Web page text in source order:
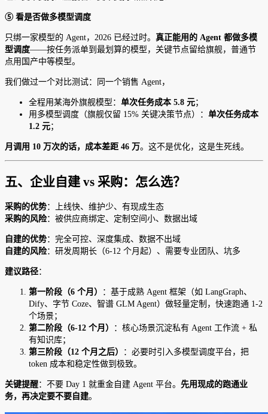
⑤ 看是否做多模型调度
只绑一家模型的 Agent，2026 已经过时。 真正能用的 Agent 都做多模
型调度——按任务派单到最划算的模型，关键节点留给旗舰，普通节
点用国产中等模型。
我们做过一个对比测试：同一个销售 Agent，
全程用某海外旗舰模型： 单次任务成本 5.8 元；
用多模型调度（旗舰仅留 15% 关键决策节点）： 单次任务成本
1.2 元；
月调用 10 万次的话，成本差距 46 万。这不是优化，这是生死线。
五、企业自建 vs 采购：怎么选？
采购的优势：上线快、维护少、有现成生态
采购的风险：被供应商绑定、定制空间小、数据出域
自建的优势：完全可控、深度集成、数据不出域
自建的风险：研发周期长（6-12 个月起）、需要专业团队、坑多
建议路径：
第一阶段（6 个月）
：基于成熟 Agent 框架（如 LangGraph、
Dify、字节 Coze、智谱 GLM Agent）做轻量定制，快速跑通 1-2
个场景；
第二阶段（6-12 个月）
：核心场景沉淀私有 Agent 工作流 + 私
有知识库；
第三阶段（12 个月之后）
：必要时引入多模型调度平台，把
token 成本和稳定性做到极致。
关键提醒：不要 Day 1 就重金自建 Agent 平台。 先用现成的跑通业
务，再决定要不要自建。